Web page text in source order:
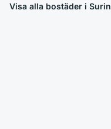
Visa alla bostäder i Surin